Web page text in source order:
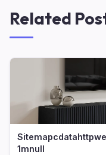
Related
1mnull